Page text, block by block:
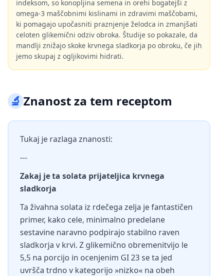
indeksom, so konopljina semena in orehi bogatejši z
omega-3 maščobnimi kislinami in zdravimi maščobami,
ki pomagajo upočasniti praznjenje želodca in zmanjšati
celoten glikemični odziv obroka. Študije so pokazale, da
mandlji znižajo skoke krvnega sladkorja po obroku, če jih
jemo skupaj z ogljikovimi hidrati.
🔬Znanost za tem receptom
Tukaj je razlaga znanosti:
---
Zakaj je ta solata prijateljica krvnega
sladkorja
Ta živahna solata iz rdečega zelja je fantastičen
primer, kako cele, minimalno predelane
sestavine naravno podpirajo stabilno raven
sladkorja v krvi. Z glikemično obremenitvijo le
5,5 na porcijo in ocenjenim GI 23 se ta jed
uvršča trdno v kategorijo »nizko« na obeh